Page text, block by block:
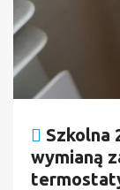
Szkolna
wymianą